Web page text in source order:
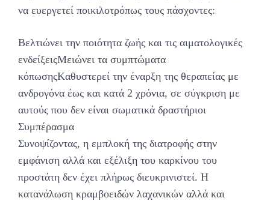
να ευεργετεί ποικιλοτρόπως τους πάσχοντες:
Bελτιώνει την ποιότητα ζωής και τις αιματολογικές
ενδείξειςMειώνει τα συμπτώματα
κόπωσηςKαθυστερεί την έναρξη της θεραπείας με
ανδρογόνα έως και κατά 2 χρόνια, σε σύγκριση με
αυτούς που δεν είναι σωματικά δραστήριοι
Συμπέρασμα
Συνοψίζοντας, η εμπλοκή της διατροφής στην
εμφάνιση αλλά και εξέλιξη του καρκίνου του
προστάτη δεν έχει πλήρως διευκρινιστεί. Η
κατανάλωση κραμβοειδών λαχανικών αλλά και